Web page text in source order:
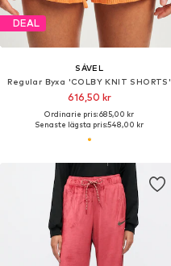
DEAL
SÁVEL
Regular Byxa 'COLBY KNIT SHORTS'
616,50 kr
Ordinarie pris: 685,00 kr
Senaste lägsta pris:548,00 kr